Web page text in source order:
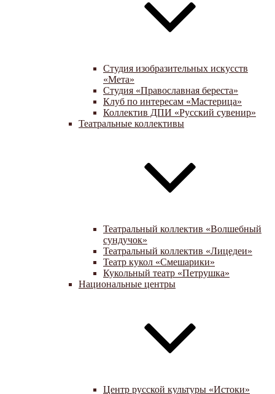
Студия изобразительных искусств
«Мета»
Студия «Православная береста»
Клуб по интересам «Мастерица»
Коллектив ДПИ «Русский сувенир»
Театральные коллективы
Театральный коллектив «Волшебный
сундучок»
Театральный коллектив «Лицедеи»
Театр кукол «Смешарики»
Кукольный театр «Петрушка»
Национальные центры
Центр русской культуры «Истоки»